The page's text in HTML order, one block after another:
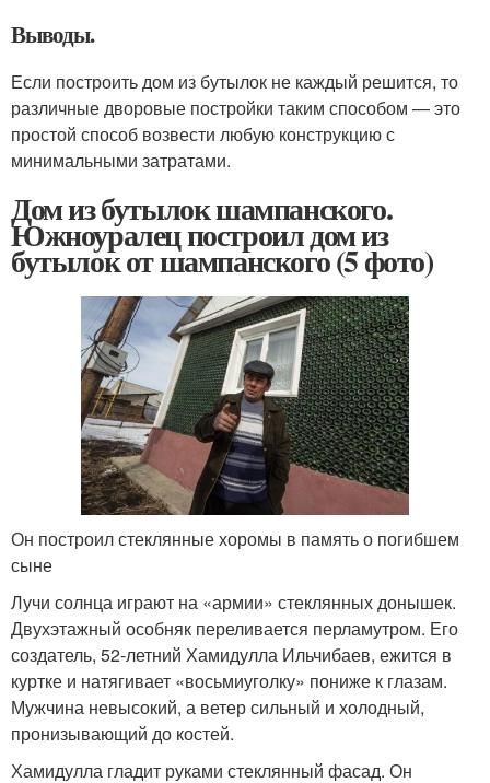
Выводы.
Если построить дом из бутылок не каждый решится, то
различные дворовые постройки таким способом — это
простой способ возвести любую конструкцию с
минимальными затратами.
Дом из бутылок шампанского.
Южноуралец построил дом из
бутылок от шампанского (5 фото)
Он построил стеклянные хоромы в память о погибшем
сыне
Лучи солнца играют на «армии» стеклянных донышек.
Двухэтажный особняк переливается перламутром. Его
создатель, 52-летний Хамидулла Ильчибаев, ежится в
куртке и натягивает «восьмиуголку» пониже к глазам.
Мужчина невысокий, а ветер сильный и холодный,
пронизывающий до костей.
Хамидулла гладит руками стеклянный фасад. Он